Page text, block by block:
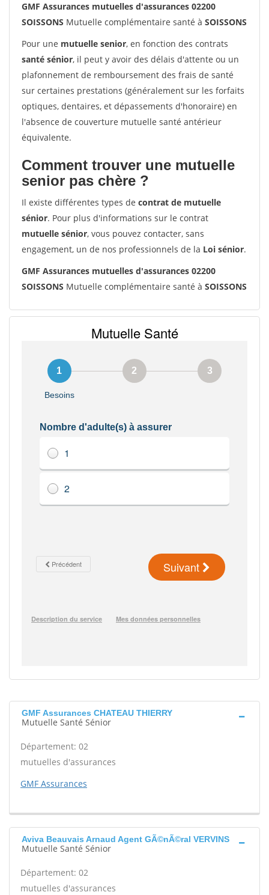
GMF Assurances mutuelles d'assurances 02200
SOISSONS Mutuelle complémentaire santé à SOISSONS
Pour une mutuelle senior, en fonction des contrats
santé sénior, il peut y avoir des délais d'attente ou un
plafonnement de remboursement des frais de santé
sur certaines prestations (généralement sur les forfaits
optiques, dentaires, et dépassements d'honoraire) en
l'absence de couverture mutuelle santé antérieur
équivalente.
Comment trouver une mutuelle
senior pas chère ?
Il existe différentes types de contrat de mutuelle
sénior. Pour plus d'informations sur le contrat
mutuelle sénior, vous pouvez contacter, sans
engagement, un de nos professionnels de la Loi sénior.
GMF Assurances mutuelles d'assurances 02200
SOISSONS Mutuelle complémentaire santé à SOISSONS
GMF Assurances CHATEAU THIERRY
Mutuelle Santé Sénior
Département: 02
mutuelles d'assurances
GMF Assurances
Aviva Beauvais Arnaud Agent GÃ©nÃ©ral VERVINS
Mutuelle Santé Sénior
Département: 02
mutuelles d'assurances